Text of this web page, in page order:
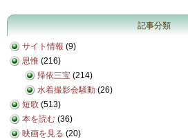
記事分類
サイト情報 (9)
思惟 (216)
帰依三宝 (214)
水着撮影会騒動 (26)
短歌 (513)
本を読む (36)
映画を見る (20)